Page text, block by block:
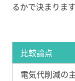
るかで決まります
比較論点
電気代削減の